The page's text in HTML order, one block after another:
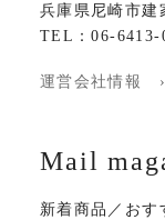
兵庫県尼崎市
TEL：06-6413-
運営会社情報 ›
Mail
新着商品／おす